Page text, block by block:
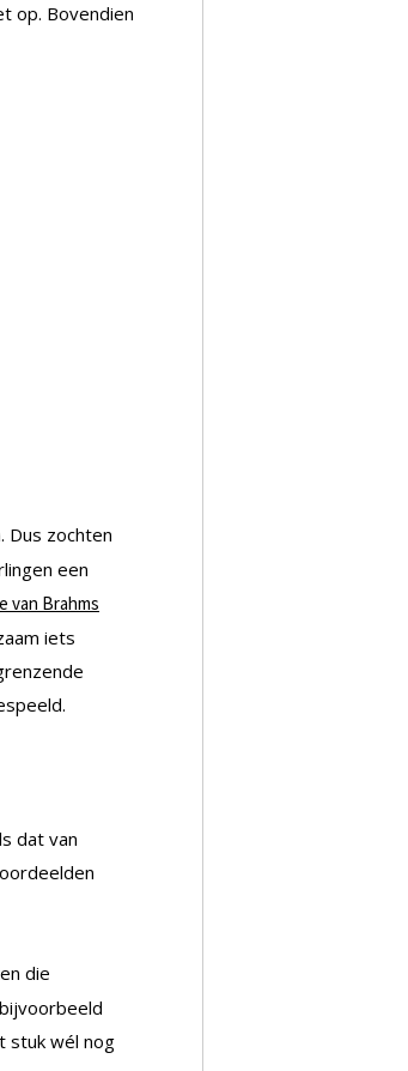
op. Bovendien
Dus zochten
een
van Brahms
iets
dat van
die
stuk wél nog